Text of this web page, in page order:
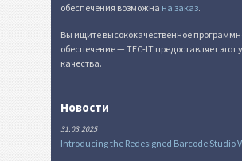
обеспечения возможна на заказ.
Вы ищите высококачественное
обеспечение — TEC-IT предоставляет этот
качества.
Новости
31.03.2025
Introducing the Redesigned Barcode Studio